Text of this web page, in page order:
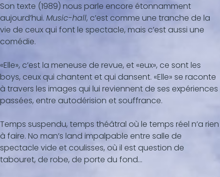
Son texte (1989) nous parle encore étonnamment
aujourd’hui. Music-hall, c’est comme une tranche de la
vie de ceux qui font le spectacle, mais c’est aussi une
comédie.
«Elle», c’est la meneuse de revue, et «eux», ce sont les
boys, ceux qui chantent et qui dansent. «Elle» se raconte
à travers les images qui lui reviennent de ses expériences
passées, entre autodérision et souffrance.
Temps suspendu, temps théâtral où le temps réel n’a rien
à faire. No man’s land impalpable entre salle de
spectacle vide et coulisses, où il est question de
tabouret, de robe, de porte du fond...